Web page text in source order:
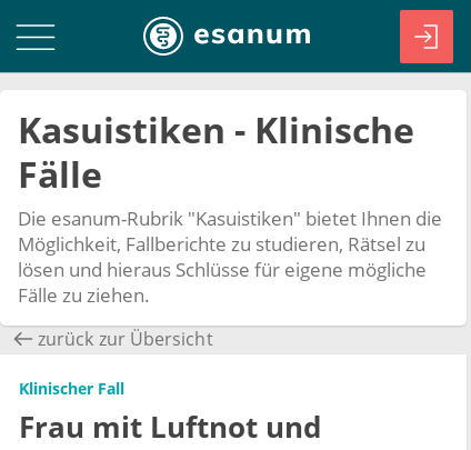
Kasuistiken - Klinische
Fälle
Die esanum-Rubrik "Kasuistiken" bietet Ihnen die
Möglichkeit, Fallberichte zu studieren, Rätsel zu
lösen und hieraus Schlüsse für eigene mögliche
Fälle zu ziehen.
zurück zur Übersicht
Klinischer Fall
Frau mit Luftnot und